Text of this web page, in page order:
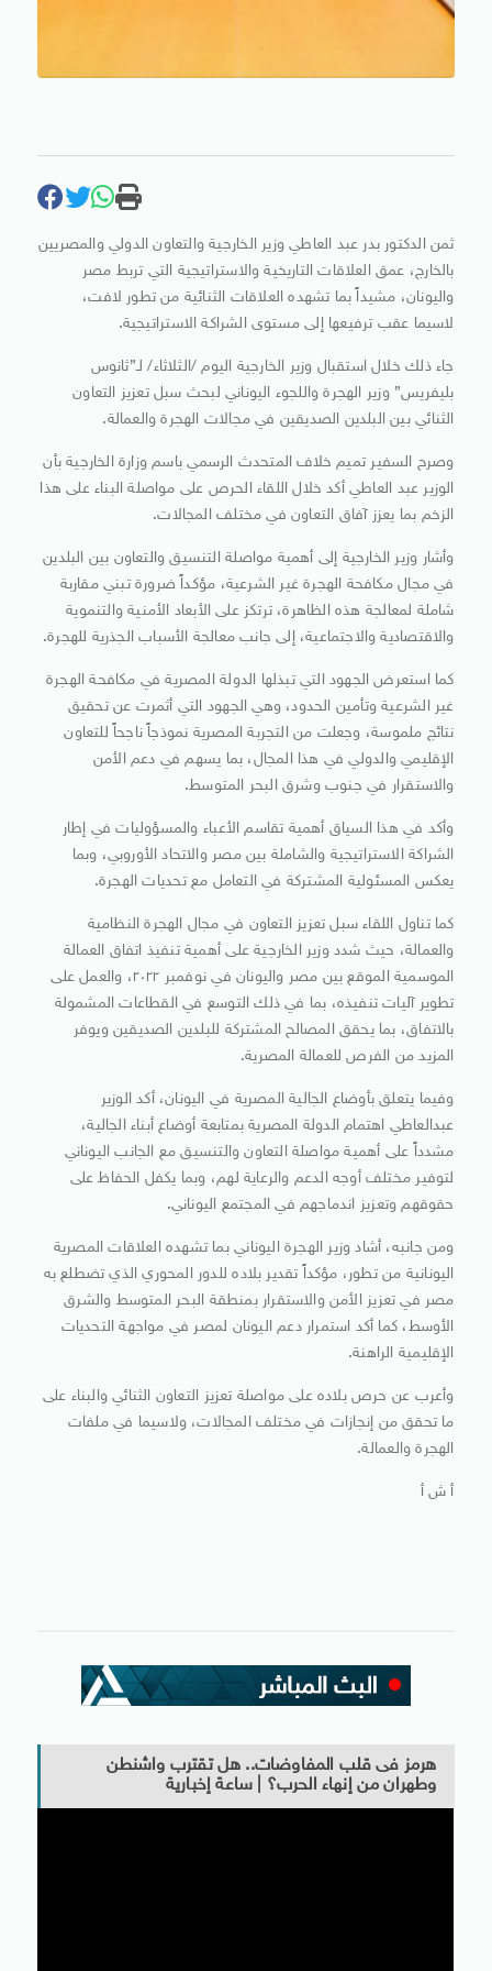
ثمن الدكتور بدر عبد العاطي وزير الخارجية والتعاون الدولي والمصريين
بالخارج، عمق العلاقات التاريخية والاستراتيجية التي تربط مصر
واليونان، مشيداً بما تشهده العلاقات الثنائية من تطور لافت،
لاسيما عقب ترفيعها إلى مستوى الشراكة الاستراتيجية.
جاء ذلك خلال استقبال وزير الخارجية اليوم /الثلاثاء/ لـ”ثانوس
بليفريس” وزير الهجرة واللجوء اليوناني لبحث سبل تعزيز التعاون
الثنائي بين البلدين الصديقين في مجالات الهجرة والعمالة.
وصرح السفير تميم خلاف المتحدث الرسمي باسم وزارة الخارجية بأن
الوزير عبد العاطي أكد خلال اللقاء الحرص على مواصلة البناء على هذا
الزخم بما يعزز آفاق التعاون في مختلف المجالات.
وأشار وزير الخارجية إلى أهمية مواصلة التنسيق والتعاون بين البلدين
في مجال مكافحة الهجرة غير الشرعية، مؤكداً ضرورة تبني مقاربة
شاملة لمعالجة هذه الظاهرة، ترتكز على الأبعاد الأمنية والتنموية
والاقتصادية والاجتماعية، إلى جانب معالجة الأسباب الجذرية للهجرة.
كما استعرض الجهود التي تبذلها الدولة المصرية في مكافحة الهجرة
غير الشرعية وتأمين الحدود، وهي الجهود التي أثمرت عن تحقيق
نتائج ملموسة، وجعلت من التجربة المصرية نموذجاً ناجحاً للتعاون
الإقليمي والدولي في هذا المجال، بما يسهم في دعم الأمن
والاستقرار في جنوب وشرق البحر المتوسط.
وأكد في هذا السياق أهمية تقاسم الأعباء والمسؤوليات في إطار
الشراكة الاستراتيجية والشاملة بين مصر والاتحاد الأوروبي، وبما
يعكس المسئولية المشتركة في التعامل مع تحديات الهجرة.
كما تناول اللقاء سبل تعزيز التعاون في مجال الهجرة النظامية
والعمالة، حيث شدد وزير الخارجية على أهمية تنفيذ اتفاق العمالة
الموسمية الموقع بين مصر واليونان في نوفمبر ٢٠٢٢، والعمل على
تطوير آليات تنفيذه، بما في ذلك التوسع في القطاعات المشمولة
بالاتفاق، بما يحقق المصالح المشتركة للبلدين الصديقين ويوفر
المزيد من الفرص للعمالة المصرية.
وفيما يتعلق بأوضاع الجالية المصرية في اليونان، أكد الوزير
عبدالعاطي اهتمام الدولة المصرية بمتابعة أوضاع أبناء الجالية،
مشدداً على أهمية مواصلة التعاون والتنسيق مع الجانب اليوناني
لتوفير مختلف أوجه الدعم والرعاية لهم، وبما يكفل الحفاظ على
حقوقهم وتعزيز اندماجهم في المجتمع اليوناني.
ومن جانبه، أشاد وزير الهجرة اليوناني بما تشهده العلاقات المصرية
اليونانية من تطور، مؤكداً تقدير بلاده للدور المحوري الذي تضطلع به
مصر في تعزيز الأمن والاستقرار بمنطقة البحر المتوسط والشرق
الأوسط، كما أكد استمرار دعم اليونان لمصر في مواجهة التحديات
الإقليمية الراهنة.
وأعرب عن حرص بلاده على مواصلة تعزيز التعاون الثنائي والبناء على
ما تحقق من إنجازات في مختلف المجالات، ولاسيما في ملفات
الهجرة والعمالة.
أ ش أ
هرمز فى قلب المفاوضات.. هل تقترب واشنطن
وطهران من إنهاء الحرب؟ | ساعة إخبارية